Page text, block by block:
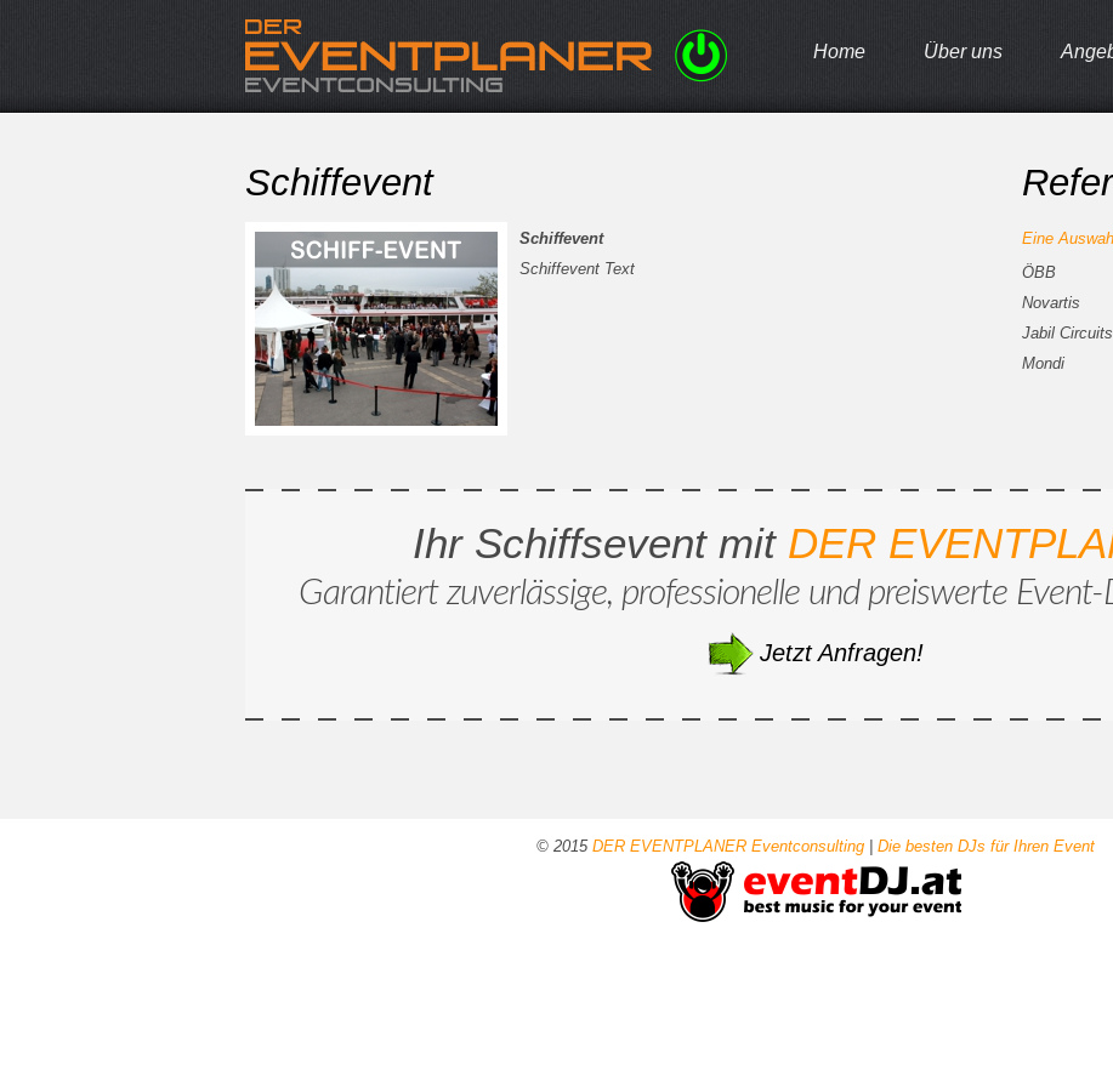
Home Über uns
Schiffevent
Schiffevent
Schiffevent Text
Eine
ÖBB
Novartis
Jabil Circuits
Mondi
Ihr Schiffsevent mit DER
Garantiert zuverlässige, professionelle und preiswerte
Jetzt Anfragen!
© 2015 DER EVENTPLANER Eventconsulting Die besten DJs für Ihren Event